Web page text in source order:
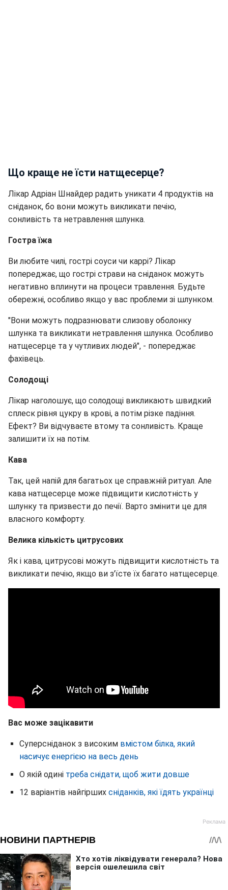
Що краще не їсти натщесерце?
Лікар Адріан Шнайдер радить уникати 4 продуктів на
сніданок, бо вони можуть викликати печію,
сонливість та нетравлення шлунка.
Гостра їжа
Ви любите чилі, гострі соуси чи каррі? Лікар
попереджає, що гострі страви на сніданок можуть
негативно вплинути на процеси травлення. Будьте
обережні, особливо якщо у вас проблеми зі шлунком.
"Вони можуть подразнювати слизову оболонку
шлунка та викликати нетравлення шлунка. Особливо
натщесерце та у чутливих людей", - попереджає
фахівець.
Солодощі
Лікар наголошує, що солодощі викликають швидкий
сплеск рівня цукру в крові, а потім різке падіння.
Ефект? Ви відчуваєте втому та сонливість. Краще
залишити їх на потім.
Кава
Так, цей напій для багатьох це справжній ритуал. Але
кава натщесерце може підвищити кислотність у
шлунку та призвести до печії. Варто змінити це для
власного комфорту.
Велика кількість цитрусових
Як і кава, цитрусові можуть підвищити кислотність та
викликати печію, якщо ви з'їсте їх багато натщесерце.
Вас може зацікавити
Суперсніданок з високим вмістом білка, який
насичує енергією на весь день
О якій одині треба снідати, щоб жити довше
12 варіантів найгірших сніданків, які їдять українці